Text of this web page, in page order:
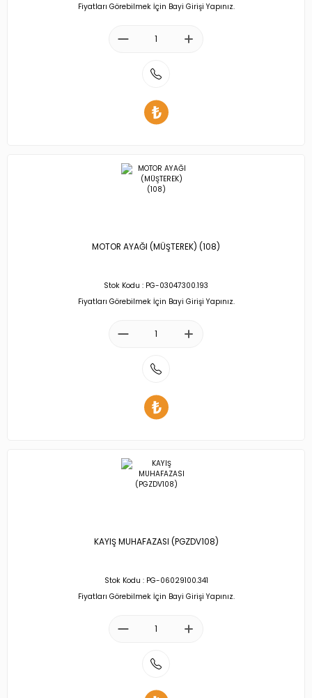
Fiyatları Görebilmek İçin Bayi Girişi Yapınız.
MOTOR AYAĞI (MÜŞTEREK) (108)
Stok Kodu : PG-03047300.193
Fiyatları Görebilmek İçin Bayi Girişi Yapınız.
KAYIŞ MUHAFAZASI (PGZDV108)
Stok Kodu : PG-06029100.341
Fiyatları Görebilmek İçin Bayi Girişi Yapınız.